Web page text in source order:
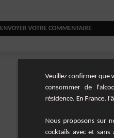
ENVOYER VOTRE COMMENTAIRE
Veuillez confirmer que
consommer de
résidence. En France,
Nous proposons sur
cocktails avec et